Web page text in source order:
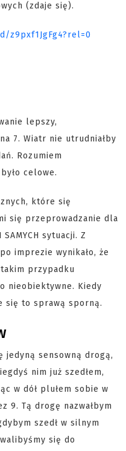
(zdaje się).
z9pxf1JgFg4?rel=0
lepszy,
7. Wiatr nie utrudniałby
Rozumiem
celowe.
które się
się przeprowadzanie dla
sytuacji. Z
imprezie wynikało, że
przypadku
nieobiektywne. Kiedy
się to sprawą sporną.
jedyną sensowną drogą,
nim już szedłem,
w dół plułem sobie w
9. Tą drogę nazwałbym
szedł w silnym
się do